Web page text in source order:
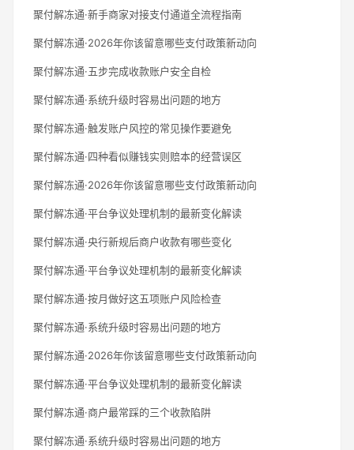
聚付解冻通·新手商家对接支付通道全流程指南
聚付解冻通·2026年你该留意哪些支付政策新动向
聚付解冻通·五步完成收款账户安全自检
聚付解冻通·系统升级时容易出问题的地方
聚付解冻通·触发账户风控的常见操作要避免
聚付解冻通·四种看似赚钱实则赔本的经营误区
聚付解冻通·2026年你该留意哪些支付政策新动向
聚付解冻通·平台争议处理机制的最新变化解读
聚付解冻通·央行新规后商户收款有哪些变化
聚付解冻通·平台争议处理机制的最新变化解读
聚付解冻通·按月做好这五项账户风险检查
聚付解冻通·系统升级时容易出问题的地方
聚付解冻通·2026年你该留意哪些支付政策新动向
聚付解冻通·平台争议处理机制的最新变化解读
聚付解冻通·商户最常踩的三个收款陷阱
聚付解冻通·系统升级时容易出问题的地方